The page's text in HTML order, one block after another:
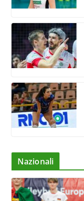
Nazionali